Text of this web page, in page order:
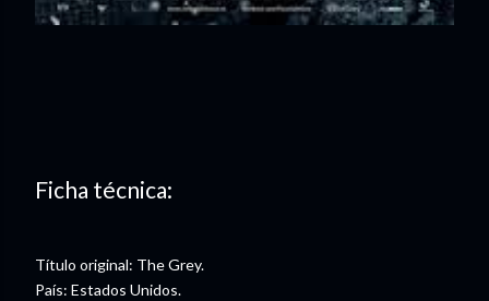
Ficha técnica:
Título original: The Grey.
País: Estados Unidos.